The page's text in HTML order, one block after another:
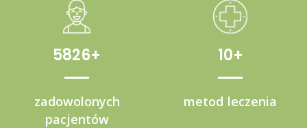
5826
zadowolonych
pacjentów
10
metod leczenia